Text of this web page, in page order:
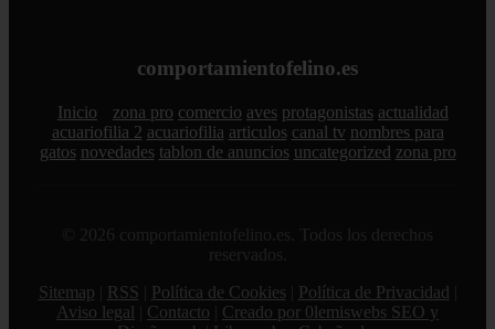
comportamientofelino.es
Inicio zona pro comercio aves protagonistas actualidad
acuariofilia 2 acuariofilia articulos canal tv nombres para
gatos novedades tablon de anuncios uncategorized zona pro
© 2026 comportamientofelino.es. Todos los derechos
reservados.
Sitemap
RSS Política de Cookies Política de Privacidad
Aviso legal
Contacto
Creado por 0lemiswebs SEO y